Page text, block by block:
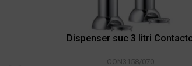
Dispenser suc 3 litri
CON3158/070